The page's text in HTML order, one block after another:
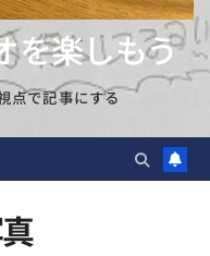
を楽しもう
点で記事にする